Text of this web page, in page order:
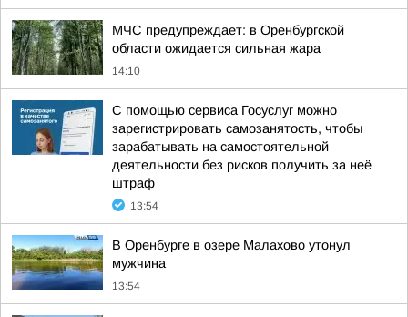
МЧС предупреждает: в Оренбургской
области ожидается сильная жара
14:10
С помощью сервиса Госуслуг можно
зарегистрировать самозанятость, чтобы
зарабатывать на самостоятельной
деятельности без рисков получить за неё
штраф
13:54
В Оренбурге в озере Малахово утонул
мужчина
13:54